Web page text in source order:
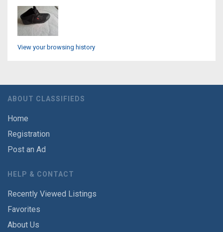
View your browsing history
ABOUT CLASSIFIEDS
Home
Registration
Post an Ad
HELP & CONTACT
Recently Viewed Listings
Favorites
About Us